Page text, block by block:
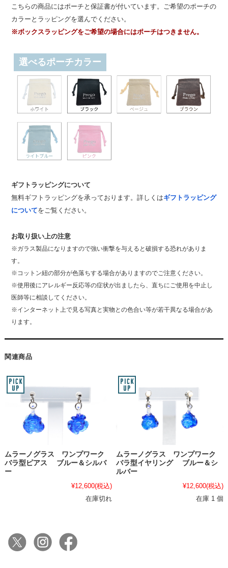
こちらの商品にはポーチと保証書が付いています。ご希望のポーチの
カラーとラッピングを選んでください。
※ボックスラッピングをご希望の場合にはポーチはつきません。
選べるポーチカラー
ギフトラッピングについて
無料ギフトラッピングを承っております。詳しくはギフトラッピング
についてをご覧ください。
お取り扱い上の注意
※ガラス製品になりますので強い衝撃を与えると破損する恐れがありま
す。
※コットン紐の部分が色落ちする場合がありますのでご注意ください。
※使用後にアレルギー反応等の症状が出ましたら、直ちにご使用を中止し
医師等に相談してください。
※インターネット上で見る写真と実物との色合い等が若干異なる場合があ
ります。
関連商品
ムラーノグラス ワンプワーク
バラ型ピアス ブルー＆シルバ
ー
¥12,600(税込)
在庫切れ
ムラーノグラス ワンプワーク
バラ型イヤリング ブルー＆シ
ルバー
¥12,600(税込)
在庫 1 個